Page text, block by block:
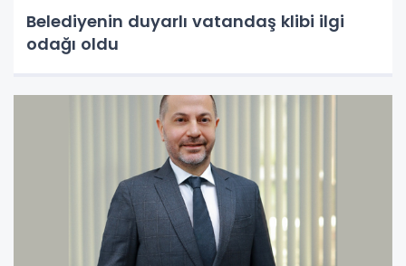
Belediyenin duyarlı vatandaş klibi ilgi
odağı oldu